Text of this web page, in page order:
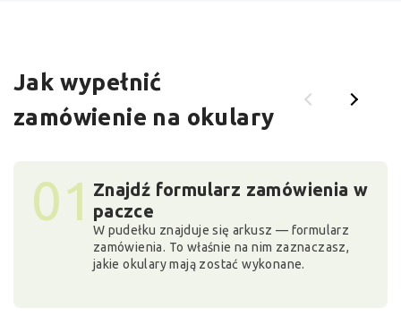
Jak wypełnić
zamówienie na okulary
01 Znajdź formularz zamówienia w
paczce
W pudełku znajduje się arkusz — formularz
zamówienia. To właśnie na nim zaznaczasz,
jakie okulary mają zostać wykonane.